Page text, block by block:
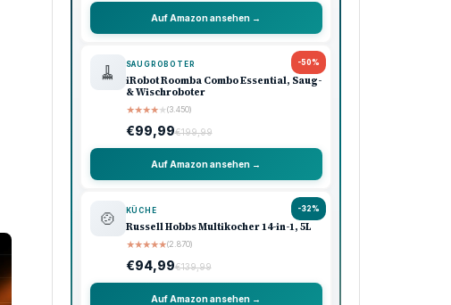
Auf Amazon ansehen →
-50%
🧹 SAUGROBOTER
iRobot Roomba Combo Essential, Saug-
& Wischroboter
★★★★★(3.450)
€99,99€199,99
Auf Amazon ansehen →
-32%
🍲 KÜCHE
Russell Hobbs Multikocher 14-in-1, 5L
★★★★★(2.870)
€94,99€139,99
Auf Amazon ansehen →